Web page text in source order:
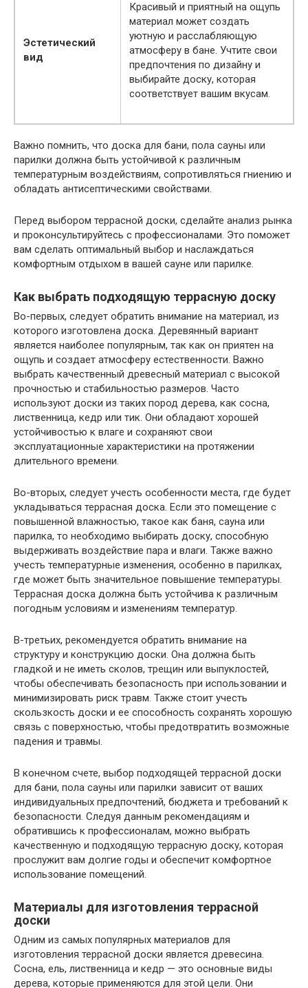
Эстетический
вид
Красивый и приятный на ощупь
материал может создать
уютную и расслабляющую
атмосферу в бане. Учтите свои
предпочтения по дизайну и
выбирайте доску, которая
соответствует вашим вкусам.
Важно помнить, что доска для бани, пола сауны или
парилки должна быть устойчивой к различным
температурным воздействиям, сопротивляться гниению и
обладать антисептическими свойствами.
Перед выбором террасной доски, сделайте анализ рынка
и проконсультируйтесь с профессионалами. Это поможет
вам сделать оптимальный выбор и наслаждаться
комфортным отдыхом в вашей сауне или парилке.
Как выбрать подходящую террасную доску
Во-первых, следует обратить внимание на материал, из
которого изготовлена доска. Деревянный вариант
является наиболее популярным, так как он приятен на
ощупь и создает атмосферу естественности. Важно
выбрать качественный древесный материал с высокой
прочностью и стабильностью размеров. Часто
используют доски из таких пород дерева, как сосна,
лиственница, кедр или тик. Они обладают хорошей
устойчивостью к влаге и сохраняют свои
эксплуатационные характеристики на протяжении
длительного времени.
Во-вторых, следует учесть особенности места, где будет
укладываться террасная доска. Если это помещение с
повышенной влажностью, такое как баня, сауна или
парилка, то необходимо выбирать доску, способную
выдерживать воздействие пара и влаги. Также важно
учесть температурные изменения, особенно в парилках,
где может быть значительное повышение температуры.
Террасная доска должна быть устойчива к различным
погодным условиям и изменениям температур.
В-третьих, рекомендуется обратить внимание на
структуру и конструкцию доски. Она должна быть
гладкой и не иметь сколов, трещин или выпуклостей,
чтобы обеспечивать безопасность при использовании и
минимизировать риск травм. Также стоит учесть
скользкость доски и ее способность сохранять хорошую
связь с поверхностью, чтобы предотвратить возможные
падения и травмы.
В конечном счете, выбор подходящей террасной доски
для бани, пола сауны или парилки зависит от ваших
индивидуальных предпочтений, бюджета и требований к
безопасности. Следуя данным рекомендациям и
обратившись к профессионалам, можно выбрать
качественную и подходящую террасную доску, которая
прослужит вам долгие годы и обеспечит комфортное
использование помещений.
Материалы для изготовления террасной
доски
Одним из самых популярных материалов для
изготовления террасной доски является древесина.
Сосна, ель, лиственница и кедр — это основные виды
дерева, которые применяются для этой цели. Они